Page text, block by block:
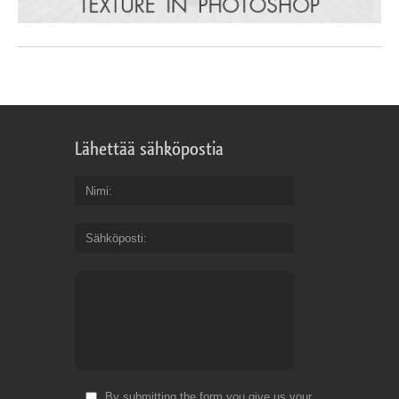
Lähettää sähköpostia
Nimi
Sähköposti